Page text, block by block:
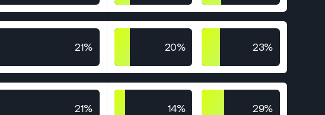
21% 20% 23%
21% 14% 29%